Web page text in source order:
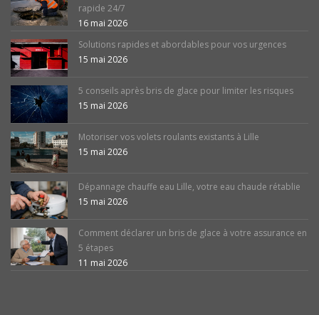
rapide 24/7
16 mai 2026
Solutions rapides et abordables pour vos urgences
15 mai 2026
5 conseils après bris de glace pour limiter les risques
15 mai 2026
Motoriser vos volets roulants existants à Lille
15 mai 2026
Dépannage chauffe eau Lille, votre eau chaude rétablie
15 mai 2026
Comment déclarer un bris de glace à votre assurance en
5 étapes
11 mai 2026